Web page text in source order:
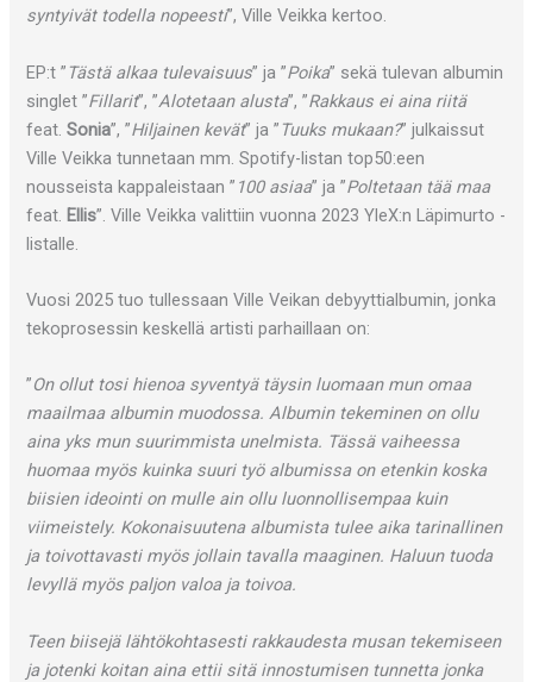
syntyivät todella nopeesti”, Ville Veikka kertoo.
EP:t ” Tästä alkaa tulevaisuus” ja ”Poika” sekä tulevan albumin
singlet ”Fillarit”, ”Alotetaan alusta”, ”Rakkaus ei aina riitä
feat.Sonia”, ”Hiljainen kevät” ja ” Tuuks mukaan?” julkaissut
Ville Veikka tunnetaan mm. Spotify-listan top50:een
nousseista kappaleistaan ” 100 asiaa” ja ”Poltetaan tää maa
feat. Ellis”. Ville Veikka valittiin vuonna 2023 YleX:n Läpimurto -
listalle.
Vuosi 2025 tuo tullessaan Ville Veikan debyyttialbumin, jonka
tekoprosessin keskellä artisti parhaillaan on:
”On ollut tosi hienoa syventyä täysin luomaan mun omaa
maailmaa albumin muodossa. Albumin tekeminen on ollu
aina yks mun suurimmista unelmista. Tässä vaiheessa
huomaa myös kuinka suuri työ albumissa on etenkin koska
biisien ideointi on mulle ain ollu luonnollisempaa kuin
viimeistely. Kokonaisuutena albumista tulee aika tarinallinen
ja toivottavasti myös jollain tavalla maaginen. Haluun tuoda
levyllä myös paljon valoa ja toivoa.
Teen biisejä lähtökohtasesti rakkaudesta musan tekemiseen
ja jotenki koitan aina ettii sitä innostumisen tunnetta jonka